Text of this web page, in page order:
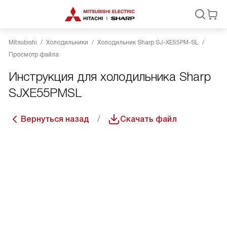
Mitsubishi Холодильники
Холодильник Sharp SJ-XE55PM-SL
Просмотр файла
Инструкция для холодильника Sharp
SJXE55PMSL
Вернуться назад Скачать файл